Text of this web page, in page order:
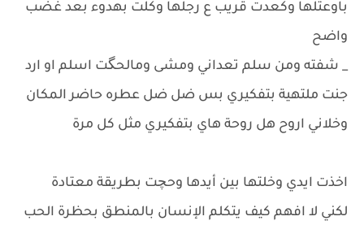
باوعتلها وكعدت قريب ع رجلها وكلت بهدوء بعد غضب
واضح
_ شفته ومن سلم تعداني ومشى ومالحگت اسلم او ارد
جنت ملتهية بتفكيري بس ضل ضل عطره حاضر المكان
وخلاني اروح هل روحة هاي بتفكيري مثل كل مرة
اخذت ايدي وخلتها بين أيدها وحچت بطريقة معتادة
لكني لا افهم كيف يتكلم الإنسان بالمنطق بحظرة الحب